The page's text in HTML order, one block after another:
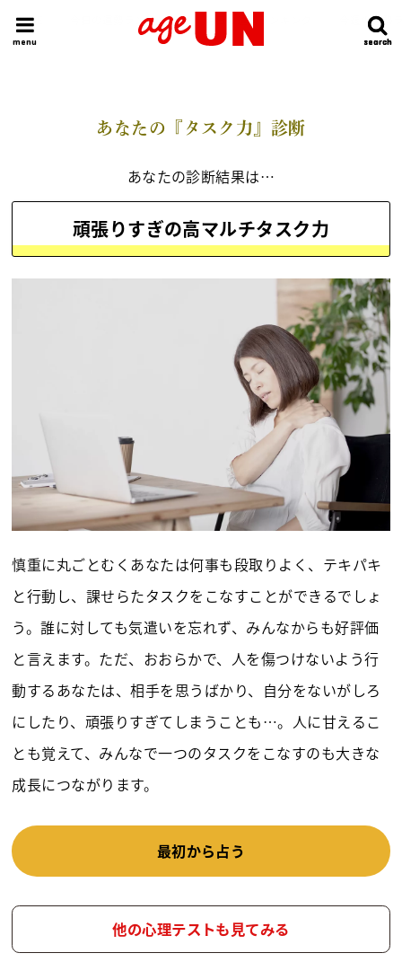
search
search
menu
HOME 今日の運勢ランキング 明日の運勢ランキング 今週の運勢
あなたの『タスク力』診断
あなたの診断結果は…
頑張りすぎの高マルチタスク力
慎重に丸ごとむくあなたは何事も段取りよく、テキパキ
と行動し、課せらたタスクをこなすことができるでしょ
う。誰に対しても気遣いを忘れず、みんなからも好評価
と言えます。ただ、おおらかで、人を傷つけないよう行
動するあなたは、相手を思うばかり、自分をないがしろ
にしたり、頑張りすぎてしまうことも…。人に甘えるこ
とも覚えて、みんなで一つのタスクをこなすのも大きな
成長につながります。
最初から占う
他の心理テストも見てみる